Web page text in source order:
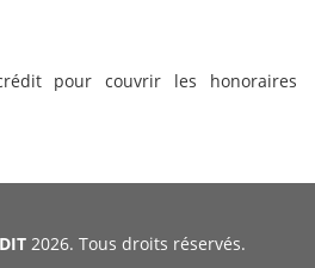
pour couvrir les honoraires
2026. Tous droits réservés.